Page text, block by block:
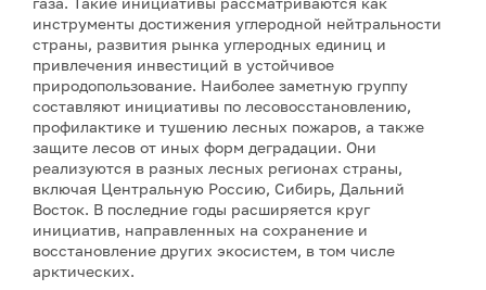
инструменты достижения углеродной нейтральности
страны, развития рынка углеродных единиц и
привлечения инвестиций в устойчивое
природопользование. Наиболее заметную группу
составляют инициативы по лесовосстановлению,
профилактике и тушению лесных пожаров, а также
защите лесов от иных форм деградации. Они
реализуются в разных лесных регионах страны,
включая Центральную Россию, Сибирь, Дальний
Восток. В последние годы расширяется круг
инициатив, направленных на сохранение и
восстановление других экосистем, в том числе
арктических.